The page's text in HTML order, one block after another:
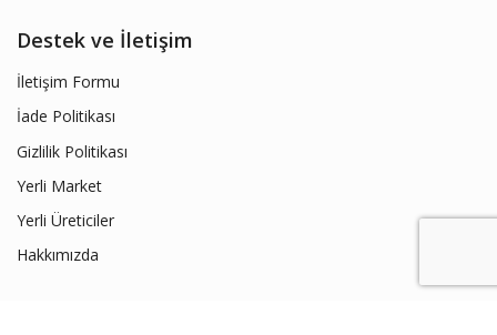
Destek ve İletişim
İletişim Formu
İade Politikası
Gizlilik Politikası
Yerli Market
Yerli Üreticiler
Hakkımızda